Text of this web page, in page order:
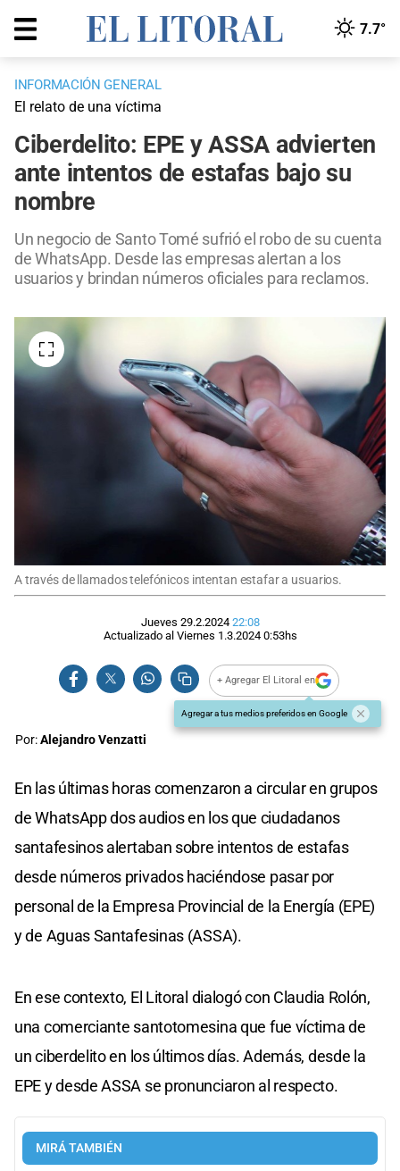
7.7°
INFORMACIÓN GENERAL
El relato de una víctima
Ciberdelito: EPE y ASSA advierten
ante intentos de estafas bajo su
nombre
Un negocio de Santo Tomé sufrió el robo de su cuenta
de WhatsApp. Desde las empresas alertan a los
usuarios y brindan números oficiales para reclamos.
A través de llamados telefónicos intentan estafar a usuarios.
Jueves 29.2.2024 22:08
Actualizado al Viernes 1.3.2024 0:53hs
+ Agregar El Litoral en
Agregar a tus medios preferidos en Google
Por:Alejandro Venzatti
En las últimas horas comenzaron a circular en grupos
de WhatsApp dos audios en los que ciudadanos
santafesinos alertaban sobre intentos de estafas
desde números privados haciéndose pasar por
personal de la Empresa Provincial de la Energía (EPE)
y de Aguas Santafesinas (ASSA).
En ese contexto, El Litoral dialogó con Claudia Rolón,
una comerciante santotomesina que fue víctima de
un ciberdelito en los últimos días. Además, desde la
EPE y desde ASSA se pronunciaron al respecto.
MIRÁ TAMBIÉN